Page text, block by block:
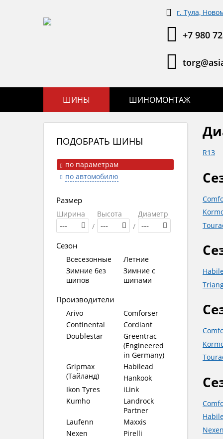
г. Тула,
+7 980
ШИНЫ ШИНОМОНТАЖ
ПОДОБРАТЬ ШИНЫ
по параметрам
по автомобилю
Размер
Ширина
--- /
Высота
--- /
Диаметр
---
Сезон
Всесезонные
Летние
Зимние без
шипов
Зимние с
шипами
Производители
Arivo
Comforser
Continental
Cordiant
Doublestar
Greentrac
(Engineered
in Germany)
Gripmax
(Тайланд)
Habilead
Hankook
Ikon Tyres
iLink
Kumho
Landrock
Partner
Laufenn
Maxxis
Nexen
Pirelli
R13